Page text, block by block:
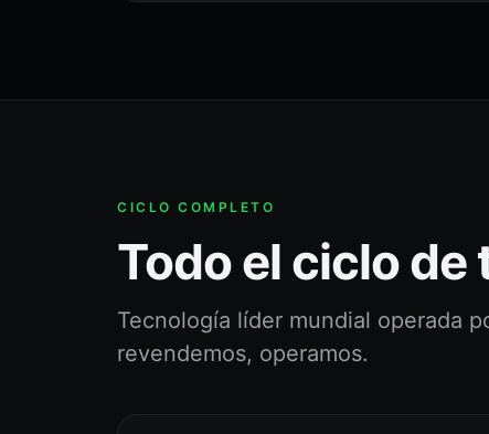
CICLO COMPLETO
Todo el ciclo
Tecnología líder mundial operada
revendemos, operamos.